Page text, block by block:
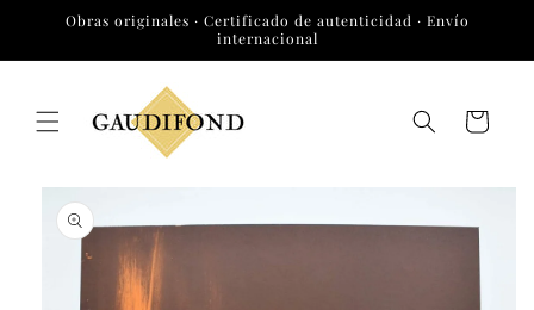
directamente
Obras originales · Certificado de autenticidad · Envío
internacional
Carrito
directamente
información
del producto